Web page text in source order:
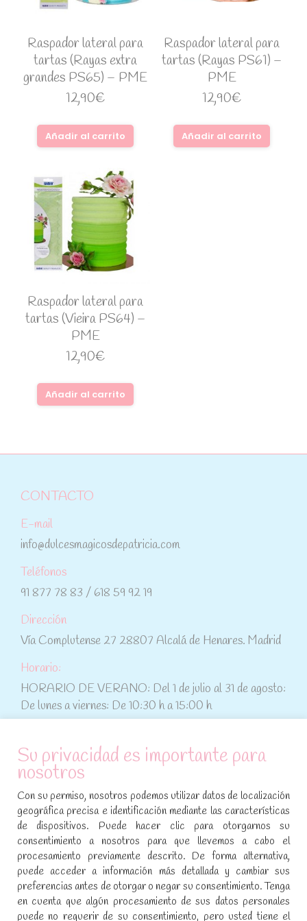
Raspador lateral para
tartas (Rayas extra
grandes PS65) – PME
12,90€
Añadir al carrito
Raspador lateral para
tartas (Rayas PS61) –
PME
12,90€
Añadir al carrito
Raspador lateral para
tartas (Vieira PS64) –
PME
12,90€
Añadir al carrito
CONTACTO
E-mail
info@dulcesmagicosdepatricia.com
Teléfonos
91 877 78 83 / 618 59 92 19
Dirección
Vía Complutense 27 28807 Alcalá de Henares. Madrid
Horario:
HORARIO DE VERANO: Del 1 de julio al 31 de agosto:
De lunes a viernes: De 10:30 h a 15:00 h
ATENCIÓN AL CLIENTE
Condiciones de compra
Aviso legal y política de privacidad
Política de cookies
SÍGUENOS EN REDES SOCIALES
Encuéntranos en:
Facebook
YouTubeInstagram
Su privacidad es importante para
nosotros
Con su permiso, nosotros podemos utilizar datos de localización
geográfica precisa e identificación mediante las características
de dispositivos. Puede hacer clic para otorgarnos su
consentimiento a nosotros para que llevemos a cabo el
procesamiento previamente descrito. De forma alternativa,
puede acceder a información más detallada y cambiar sus
preferencias antes de otorgar o negar su consentimiento. Tenga
en cuenta que algún procesamiento de sus datos personales
puede no requerir de su consentimiento, pero usted tiene el